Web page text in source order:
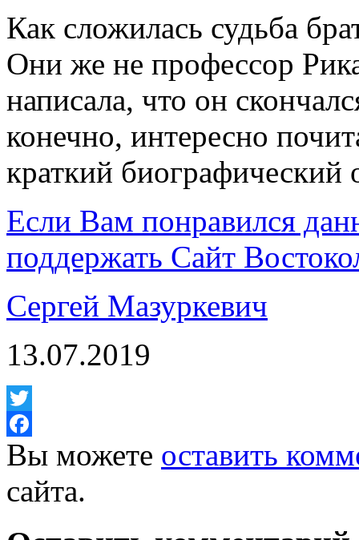
Как сложилась судьба
Они же не профессор
написала, что он
конечно, интересно
краткий биографический
Если Вам понравился
поддержать Сайт
Сергей Мазуркевич
13.07.2019
Twitter
Facebook
Вы можете оставить
сайта.